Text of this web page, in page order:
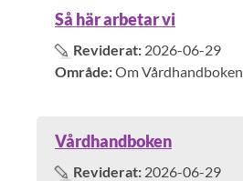
Så här arbetar vi
Reviderat: 2026-06-29
Område:Om Vårdhandboken
Vårdhandboken
Reviderat: 2026-06-29